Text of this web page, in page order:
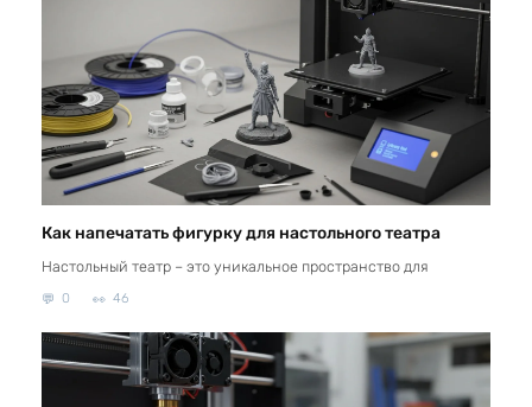
Как напечатать фигурку для настольного театра
Настольный театр – это уникальное пространство для
0 46